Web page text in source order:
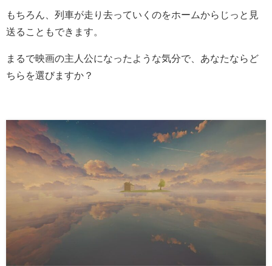
もちろん、列車が走り去っていくのをホームからじっと見
送ることもできます。
まるで映画の主人公になったような気分で、あなたならど
ちらを選びますか？